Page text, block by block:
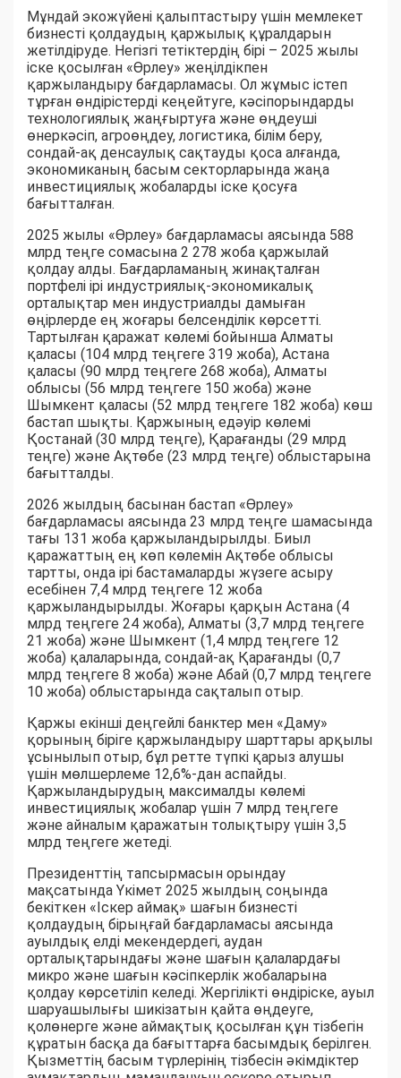
Мұндай экожүйені қалыптастыру үшін мемлекет
бизнесті қолдаудың қаржылық құралдарын
жетілдіруде. Негізгі тетіктердің бірі – 2025 жылы
іске қосылған «Өрлеу» жеңілдікпен
қаржыландыру бағдарламасы. Ол жұмыс істеп
тұрған өндірістерді кеңейтуге, кәсіпорындарды
технологиялық жаңғыртуға және өңдеуші
өнеркәсіп, агроөңдеу, логистика, білім беру,
сондай-ақ денсаулық сақтауды қоса алғанда,
экономиканың басым секторларында жаңа
инвестициялық жобаларды іске қосуға
бағытталған.
2025 жылы «Өрлеу» бағдарламасы аясында 588
млрд теңге сомасына 2 278 жоба қаржылай
қолдау алды. Бағдарламаның жинақталған
портфелі ірі индустриялық-экономикалық
орталықтар мен индустриалды дамыған
өңірлерде ең жоғары белсенділік көрсетті.
Тартылған қаражат көлемі бойынша Алматы
қаласы (104 млрд теңгеге 319 жоба), Астана
қаласы (90 млрд теңгеге 268 жоба), Алматы
облысы (56 млрд теңгеге 150 жоба) және
Шымкент қаласы (52 млрд теңгеге 182 жоба) көш
бастап шықты. Қаржының едәуір көлемі
Қостанай (30 млрд теңге), Қарағанды (29 млрд
теңге) және Ақтөбе (23 млрд теңге) облыстарына
бағытталды.
2026 жылдың басынан бастап «Өрлеу»
бағдарламасы аясында 23 млрд теңге шамасында
тағы 131 жоба қаржыландырылды. Биыл
қаражаттың ең көп көлемін Ақтөбе облысы
тартты, онда ірі бастамаларды жүзеге асыру
есебінен 7,4 млрд теңгеге 12 жоба
қаржыландырылды. Жоғары қарқын Астана (4
млрд теңгеге 24 жоба), Алматы (3,7 млрд теңгеге
21 жоба) және Шымкент (1,4 млрд теңгеге 12
жоба) қалаларында, сондай-ақ Қарағанды (0,7
млрд теңгеге 8 жоба) және Абай (0,7 млрд теңгеге
10 жоба) облыстарында сақталып отыр.
Қаржы екінші деңгейлі банктер мен «Даму»
қорының біріге қаржыландыру шарттары арқылы
ұсынылып отыр, бұл ретте түпкі қарыз алушы
үшін мөлшерлеме 12,6%-дан аспайды.
Қаржыландырудың максималды көлемі
инвестициялық жобалар үшін 7 млрд теңгеге
және айналым қаражатын толықтыру үшін 3,5
млрд теңгеге жетеді.
Президенттің тапсырмасын орындау
мақсатында Үкімет 2025 жылдың соңында
бекіткен «Іскер аймақ» шағын бизнесті
қолдаудың бірыңғай бағдарламасы аясында
ауылдық елді мекендердегі, аудан
орталықтарындағы және шағын қалалардағы
микро және шағын кәсіпкерлік жобаларына
қолдау көрсетіліп келеді. Жергілікті өндіріске, ауыл
шаруашылығы шикізатын қайта өңдеуге,
қолөнерге және аймақтық қосылған құн тізбегін
құратын басқа да бағыттарға басымдық берілген.
Қызметтің басым түрлерінің тізбесін әкімдіктер